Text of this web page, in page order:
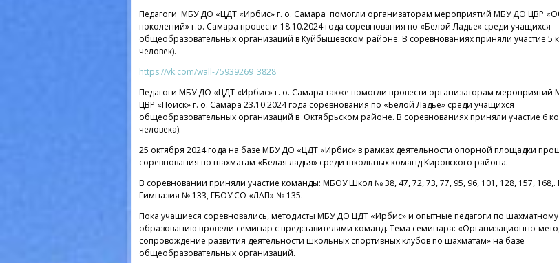
Педагоги МБУ ДО «ЦДТ «Ирбис» г. о. Самара помогли организаторам мероприятий МБУ ДО ЦВР
поколений» г.о. Самара провести 18.10.2024 года соревнования по «Белой Ладье» среди учащихся
общеобразовательных организаций в Куйбышевском районе. В соревнованиях приняли участие 5
человек).
https://vk.com/wall-75939269_3828
Педагоги МБУ ДО «ЦДТ «Ирбис» г. о. Самара также помогли провести организаторам мероприятий
ЦВР «Поиск» г. о. Самара 23.10.2024 года соревнования по «Белой Ладье» среди учащихся
общеобразовательных организаций в Октябрьском районе. В соревнованиях приняли участие 6
человека).
25 октября 2024 года на базе МБУ ДО «ЦДТ «Ирбис» в рамках деятельности опорной площадки
соревнования по шахматам «Белая ладья» среди школьных команд Кировского района.
В соревновании приняли участие команды: МБОУ Школ № 38, 47, 72, 73, 77, 95, 96, 101, 128, 157,
Гимназия № 133, ГБОУ СО «ЛАП» № 135.
Пока учащиеся соревновались, методисты МБУ ДО ЦДТ «Ирбис» и опытные педагоги по шахматному
образованию провели семинар с представителями команд. Тема семинара: «Организационно-
сопровождение развития деятельности школьных спортивных клубов по шахматам» на базе
общеобразовательных организаций.